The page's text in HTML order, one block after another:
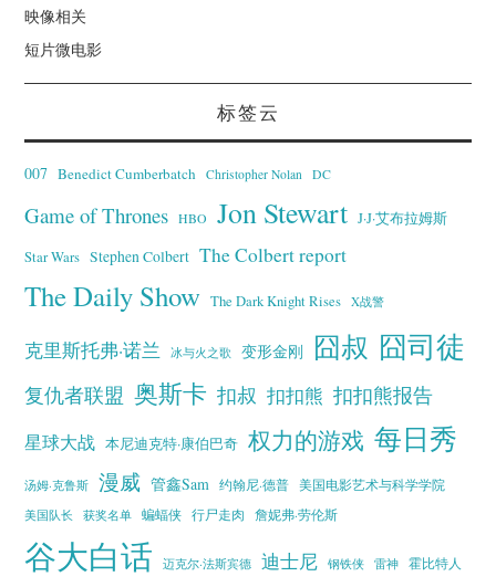
映像相关
短片微电影
标签云
007 Benedict Cumberbatch Christopher Nolan DC
Game of Thrones HBO Jon Stewart J·J·艾布拉姆斯
Star Wars Stephen Colbert The Colbert report
The Daily Show The Dark Knight Rises X战警
克里斯托弗·诺兰 冰与火之歌 变形金刚 囧叔 囧司徒
复仇者联盟 奥斯卡 扣叔 扣扣熊 扣扣熊报告
星球大战 本尼迪克特·康伯巴奇 权力的游戏 每日秀
汤姆·克鲁斯 漫威 管鑫Sam 约翰尼·德普
美国电影艺术与科学学院
美国队长
获奖名单 蝙蝠侠 行尸走肉 詹妮弗·劳伦斯
谷大白话 迈克尔·法斯宾德 迪士尼 钢铁侠 雷神 霍比特人